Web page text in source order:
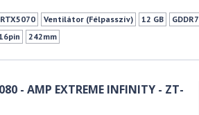
Ventilátor (Félpasszív) 12 GB GDDR7
242mm
- AMP EXTREME INFINITY - ZT-